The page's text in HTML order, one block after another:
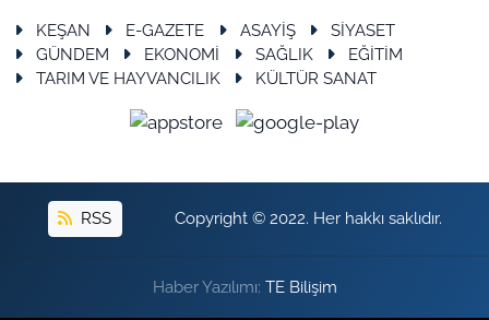
KEŞAN E-GAZETE ASAYİŞ
SİYASET
GÜNDEM
EKONOMİ SAĞLIK
EĞİTİM
TARIM VE HAYVANCILIK
KÜLTÜR SANAT
RSS Copyright © 2022. Her hakkı saklıdır.
Haber Yazılımı: TE Bilişim